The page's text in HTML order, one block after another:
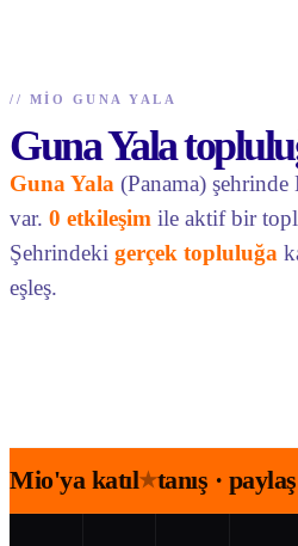
// MIO GUNA YALA
Guna Yala
Guna Yala (Panama) şehrinde
var. 0 etkileşim ile aktif bir
Şehrindeki gerçek topluluğa
eşleş.
Mio'ya katıl★tanış ·